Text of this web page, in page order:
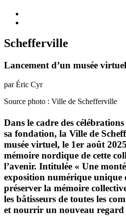
Schefferville
Lancement d’un musée virtuel
par Éric Cyr
Source photo : Ville de Schefferville
Dans le cadre des
sa fondation, la Ville de
musée virtuel, le 1er août
mémoire nordique de cette
l’avenir. Intitulée « Une
exposition numérique unique
préserver la mémoire
les bâtisseurs de toutes les
et nourrir un nouveau regard